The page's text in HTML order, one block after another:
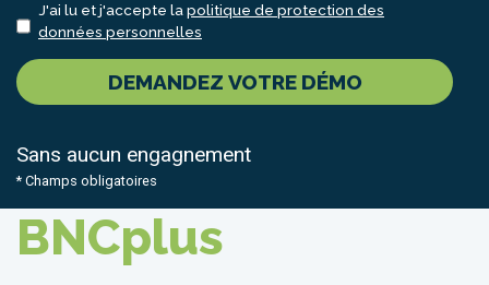
J'ai lu et j'accepte la politique de protection des
données personnelles
DEMANDEZ VOTRE DÉMO
Sans aucun engagnement
* Champs obligatoires
BNCplus